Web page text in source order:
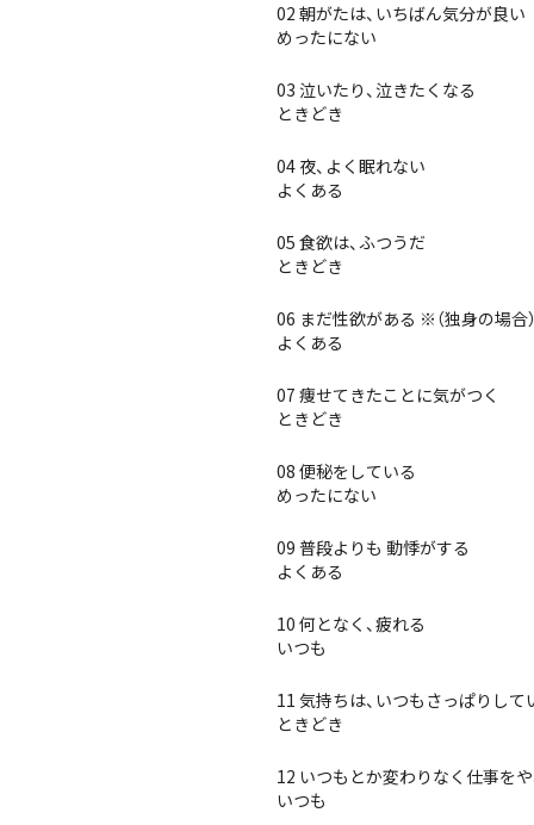
02 朝がたは、いちばん気分が良い
めったにない
03 泣いたり、泣きたくなる
ときどき
04 夜、よく眠れない
よくある
05 食欲は、ふつうだ
ときどき
06 まだ性欲がある ※（独身の場合
よくある
07 痩せてきたことに気がつく
ときどき
08 便秘をしている
めったにない
09 普段よりも 動悸がする
よくある
10 何となく、疲れる
いつも
11 気持ちは、いつもさっぱりして
ときどき
12 いつもとか変わりなく仕事を
いつも